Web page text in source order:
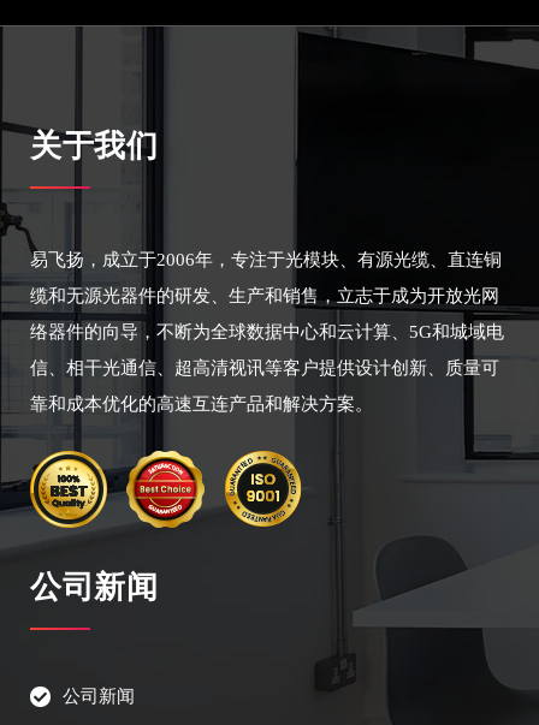
关于我们
易飞扬，成立于2006年，专注于光模块、有源光缆、直连铜
缆和无源光器件的研发、生产和销售，立志于成为开放光网
络器件的向导，不断为全球数据中心和云计算、5G和城域电
信、相干光通信、超高清视讯等客户提供设计创新、质量可
靠和成本优化的高速互连产品和解决方案。
公司新闻
公司新闻